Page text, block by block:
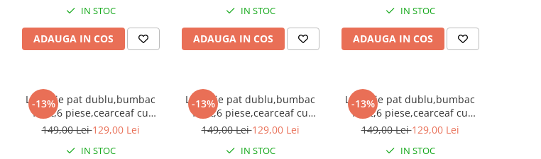
IN STOC
ADAUGA IN COS
perna 50x70xm - 77317
IN STOC
ADAUGA IN COS
IN STOC
ADAUGA IN COS
-13%
Lenjerie pat dublu,bumbac
finet,6 piese,cearceaf cu
elastic,alba cu pene-A787
149,00 Lei129,00 Lei
IN STOC
-13%
Lenjerie pat dublu,bumbac
finet,6 piese,cearceaf cu
elastic,alba/galbena cu flori-
149,00 Lei129,00 Lei
IN STOC
-13%
Lenjerie pat dublu,bumbac
finet,6 piese,cearceaf cu
elastic,alba cu ursuleti mov-
149,00 Lei129,00 Lei
IN STOC